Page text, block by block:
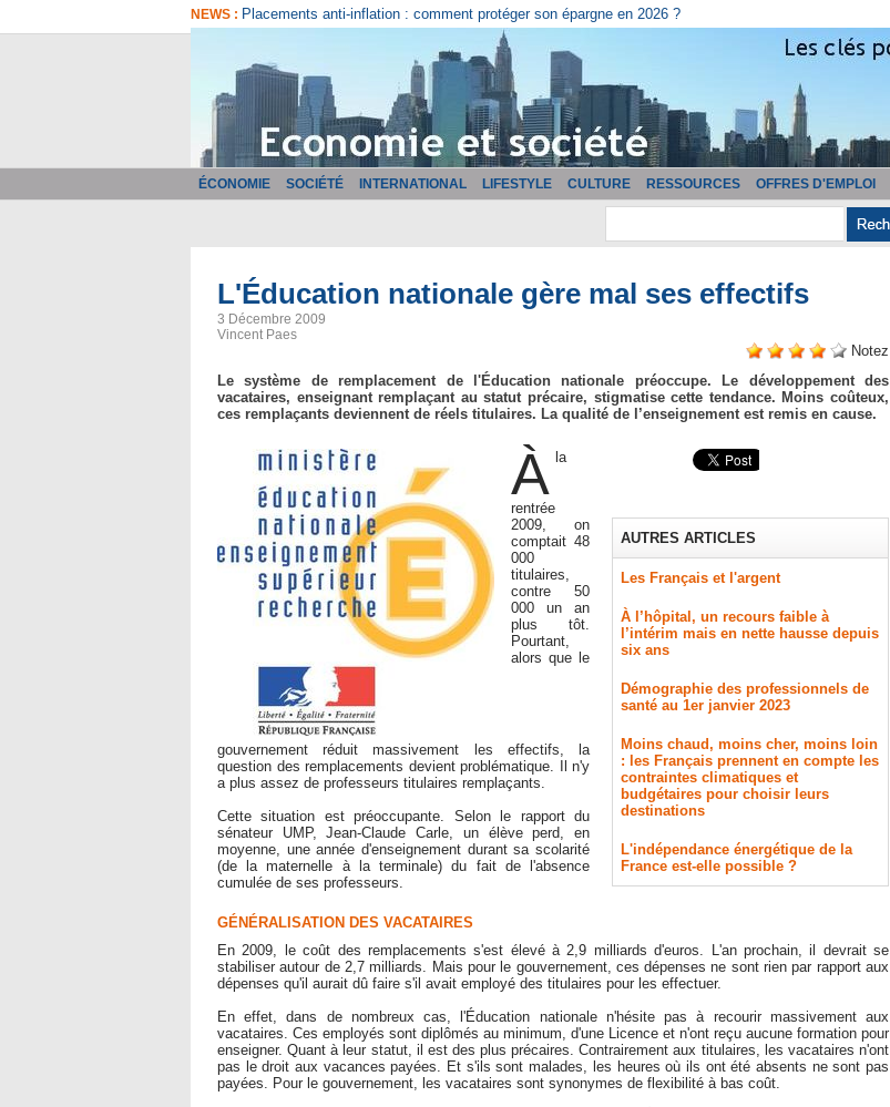
NEWS : Comment bien choisir son logiciel de facturation ?
ÉCONOMIE SOCIÉTÉ INTERNATIONAL LIFESTYLE CULTURE RESSOURCES OFFRES D'EMPLOI
L'Éducation nationale gère mal ses effectifs
3 Décembre 2009
Vincent Paes
Notez
Le système de remplacement de l'Éducation nationale préoccupe. Le développement des
vacataires, enseignant remplaçant au statut précaire, stigmatise cette tendance. Moins coûteux,
ces remplaçants deviennent de réels titulaires. La qualité de l’enseignement est remis en cause.
AUTRES ARTICLES
Les Français et l'argent
À l’hôpital, un recours faible à
l’intérim mais en nette hausse depuis
six ans
Démographie des professionnels de
santé au 1er janvier 2023
Moins chaud, moins cher, moins loin
: les Français prennent en compte les
contraintes climatiques et
budgétaires pour choisir leurs
destinations
L'indépendance énergétique de la
France est-elle possible ?
À la
rentrée
2009, on
comptait 48
000
titulaires,
contre 50
000 un an
plus tôt.
Pourtant,
alors que le
gouvernement réduit massivement les effectifs, la
question des remplacements devient problématique. Il n'y
a plus assez de professeurs titulaires remplaçants.
Cette situation est préoccupante. Selon le rapport du
sénateur UMP, Jean-Claude Carle, un élève perd, en
moyenne, une année d'enseignement durant sa scolarité
(de la maternelle à la terminale) du fait de l'absence
cumulée de ses professeurs.
GÉNÉRALISATION DES VACATAIRES
En 2009, le coût des remplacements s'est élevé à 2,9 milliards d'euros. L'an prochain, il devrait se
stabiliser autour de 2,7 milliards. Mais pour le gouvernement, ces dépenses ne sont rien par rapport aux
dépenses qu'il aurait dû faire s'il avait employé des titulaires pour les effectuer.
En effet, dans de nombreux cas, l'Éducation nationale n'hésite pas à recourir massivement aux
vacataires. Ces employés sont diplômés au minimum, d'une Licence et n'ont reçu aucune formation pour
enseigner. Quant à leur statut, il est des plus précaires. Contrairement aux titulaires, les vacataires n'ont
pas le droit aux vacances payées. Et s'ils sont malades, les heures où ils ont été absents ne sont pas
payées. Pour le gouvernement, les vacataires sont synonymes de flexibilité à bas coût.